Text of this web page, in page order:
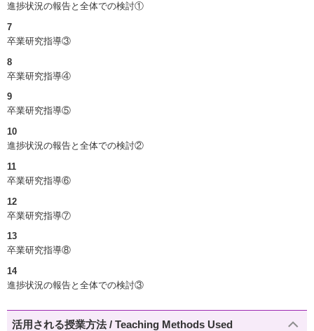
進捗状況の報告と全体での検討①
7
卒業研究指導③
8
卒業研究指導④
9
卒業研究指導⑤
10
進捗状況の報告と全体での検討②
11
卒業研究指導⑥
12
卒業研究指導⑦
13
卒業研究指導⑧
14
進捗状況の報告と全体での検討③
活用される授業方法 / Teaching Methods Used